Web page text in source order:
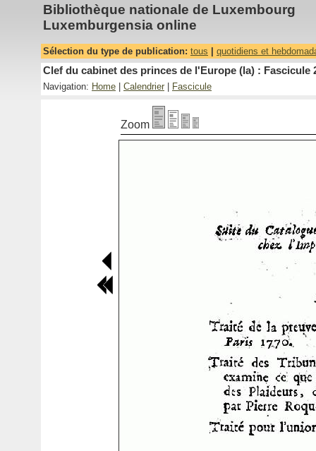
Bibliothèque nationale de Luxembourg
Luxemburgensia online
Sélection du type de publication: tous quotidiens et
Clef du cabinet des princes de l'Europe (la) : Fascicule
Navigation: Home Calendrier Fascicule
Zoom